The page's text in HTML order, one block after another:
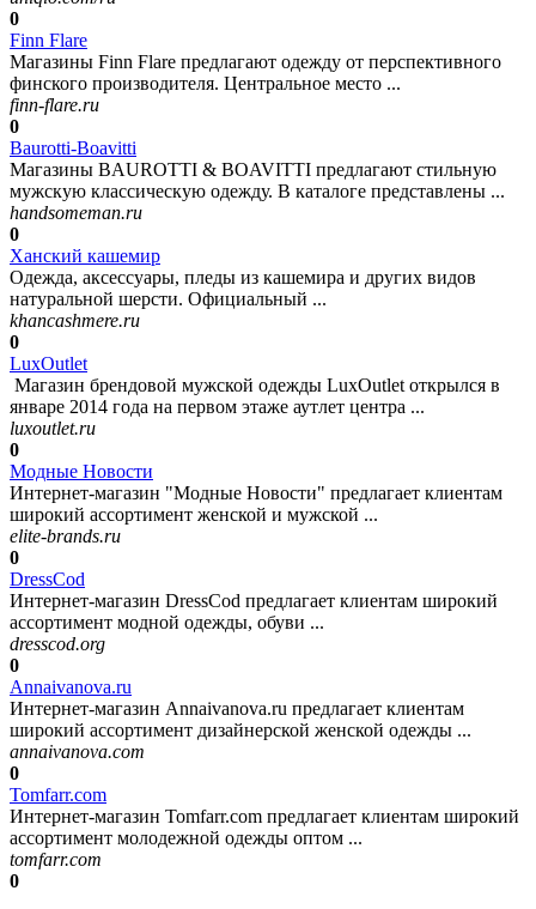
0
Finn Flare
Магазины Finn Flare предлагают одежду от перспективного
финского производителя. Центральное место ...
finn-flare.ru
0
Baurotti-Boavitti
Магазины BAUROTTI & BOAVITTI предлагают стильную
мужскую классическую одежду. В каталоге представлены ...
handsomeman.ru
0
Ханский кашемир
Одежда, аксессуары, пледы из кашемира и других видов
натуральной шерсти. Официальный ...
khancashmere.ru
0
LuxOutlet
Магазин брендовой мужской одежды LuxOutlet открылся в
январе 2014 года на первом этаже аутлет центра ...
luxoutlet.ru
0
Модные Новости
Интернет-магазин "Модные Новости" предлагает клиентам
широкий ассортимент женской и мужской ...
elite-brands.ru
0
DressCod
Интернет-магазин DressCod предлагает клиентам широкий
ассортимент модной одежды, обуви ...
dresscod.org
0
Annaivanova.ru
Интернет-магазин Annaivanova.ru предлагает клиентам
широкий ассортимент дизайнерской женской одежды ...
annaivanova.com
0
Tomfarr.com
Интернет-магазин Tomfarr.com предлагает клиентам широкий
ассортимент молодежной одежды оптом ...
tomfarr.com
0